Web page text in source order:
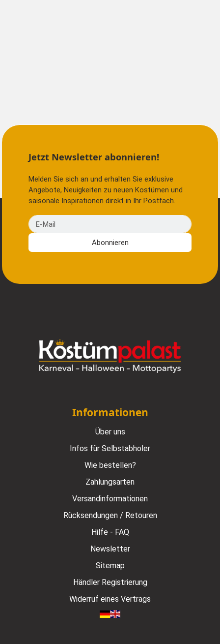
Jetzt Newsletter abonnieren!
Melden Sie sich an und erhalten Sie exklusive
Angebote, Neuigkeiten zu neuen Kostümen und
saisonale Inspirationen direkt in Ihr Postfach.
E-Mail
Abonnieren
Informationen
Über uns
Infos für Selbstabholer
Wie bestellen?
Zahlungsarten
Versandinformationen
Rücksendungen / Retouren
Hilfe - FAQ
Newsletter
Sitemap
Händler Registrierung
Widerruf eines Vertrags